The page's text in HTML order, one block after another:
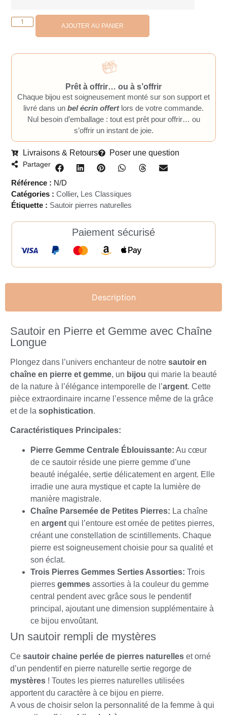
AJOUTER AU PANIER
Prêt à offrir… ou à s’offrir
Chaque bijou est soigneusement monté sur son support et
livré dans un bel écrin offertlors de votre commande.
Nul besoin d’emballage : tout est prêt pour offrir… ou
s’offrir un instant de joie.
Livraisons & Retours Poser une question
Partager
Référence : N/D
Catégories : Collier, Les Classiques
Étiquette : Sautoir pierres naturelles
Paiement sécurisé
Description
Sautoir en Pierre et Gemme avec Chaîne
Longue
Plongez dans l’univers enchanteur de notre sautoir en
chaîne en pierre et gemme, un bijou qui marie la beauté
de la nature à l’élégance intemporelle de l’argent. Cette
pièce extraordinaire incarne l’essence même de la grâce
et de la sophistication.
Caractéristiques Principales:
Pierre Gemme Centrale Éblouissante: Au cœur
de ce sautoir réside une pierre gemme d’une
beauté inégalée, sertie délicatement en argent. Elle
irradie une aura mystique et capte la lumière de
manière magistrale.
Chaîne Parsemée de Petites Pierres: La chaîne
en argent qui l’entoure est ornée de petites pierres,
créant une constellation de scintillements. Chaque
pierre est soigneusement choisie pour sa qualité et
son éclat.
Trois Pierres Gemmes Serties Assorties: Trois
pierres gemmes assorties à la couleur du gemme
central pendent avec grâce sous le pendentif
principal, ajoutant une dimension supplémentaire à
ce bijou envoûtant.
Un sautoir rempli de mystères
Ce sautoir chaine perlée de pierres naturelles et orné
d’un pendentif en pierre naturelle sertie regorge de
mystères ! Toutes les pierres naturelles utilisées
apportent du caractère à ce bijou en pierre.
A vous de choisir selon la personnalité de la femme à qui